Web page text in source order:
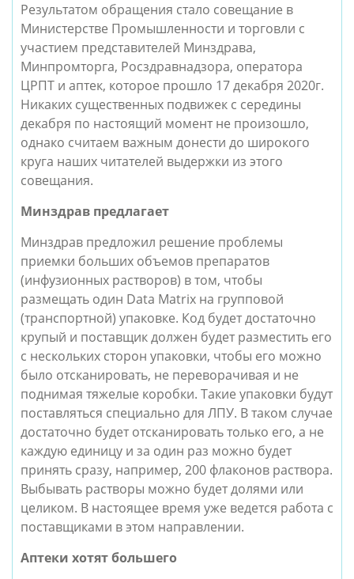
Результатом обращения стало совещание в
Министерстве Промышленности и торговли с
участием представителей Минздрава,
Минпромторга, Росздравнадзора, оператора
ЦРПТ и аптек, которое прошло 17 декабря 2020г.
Никаких существенных подвижек с середины
декабря по настоящий момент не произошло,
однако считаем важным донести до широкого
круга наших читателей выдержки из этого
совещания.
Минздрав предлагает
Минздрав предложил решение проблемы
приемки больших объемов препаратов
(инфузионных растворов) в том, чтобы
размещать один Data Matrix на групповой
(транспортной) упаковке. Код будет достаточно
крупый и поставщик должен будет разместить его
с нескольких сторон упаковки, чтобы его можно
было отсканировать, не переворачивая и не
поднимая тяжелые коробки. Такие упаковки будут
поставляться специально для ЛПУ. В таком случае
достаточно будет отсканировать только его, а не
каждую единицу и за один раз можно будет
принять сразу, например, 200 флаконов раствора.
Выбывать растворы можно будет долями или
целиком. В настоящее время уже ведется работа с
поставщиками в этом направлении.
Аптеки хотят большего